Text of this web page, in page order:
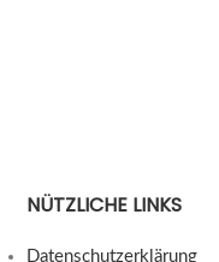
NÜTZLICHE LINKS
Datenschutzerklärung